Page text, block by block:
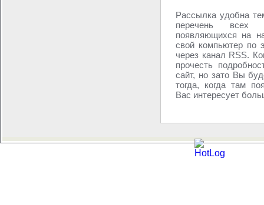
Рассылка удобна
перечень всех
появляющихся на
свой компьютер по
через канал RSS.
прочесть
сайт, но зато Вы
тогда, когда там
Вас интересует